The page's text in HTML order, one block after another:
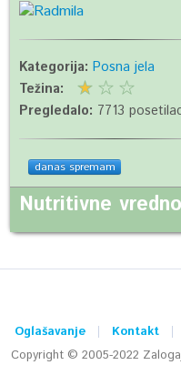
Kategorija:Posna jela
Težina:
Pregledalo: 7713
danas spremam
Nutritivne
Oglašavanje Kontakt
Copyright © 2005-2022